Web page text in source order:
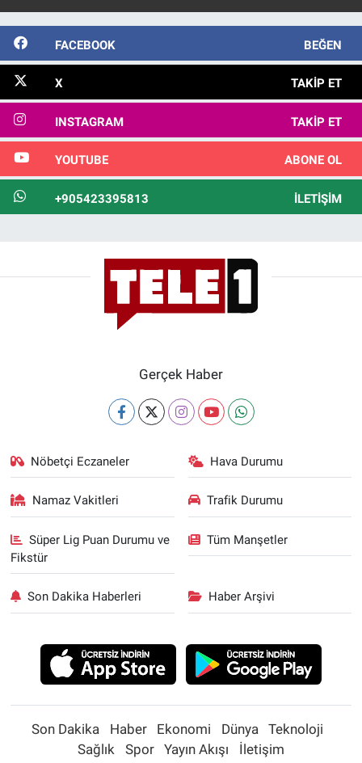
FACEBOOK BEĞEN
X TAKIP ET
INSTAGRAM TAKIP ET
YOUTUBE ABONE OL
+905423395813 İLETIŞIM
Gerçek Haber
Nöbetçi Eczaneler Hava Durumu
Namaz Vakitleri Trafik Durumu
Süper Lig Puan Durumu ve
Fikstür
Tüm Manşetler
Son Dakika Haberleri Haber Arşivi
Son Dakika Haber Ekonomi Dünya
Teknoloji
Sağlık
Spor Yayın Akışı İletişim